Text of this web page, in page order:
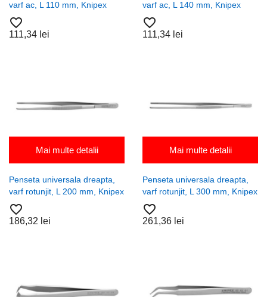
varf ac, L 110 mm, Knipex
favorite_border
111,34 lei
varf ac, L 140 mm, Knipex
favorite_border
111,34 lei
Mai multe detalii
Penseta universala dreapta,
varf rotunjit, L 200 mm, Knipex
favorite_border
186,32 lei
Mai multe detalii
Penseta universala dreapta,
varf rotunjit, L 300 mm, Knipex
favorite_border
261,36 lei